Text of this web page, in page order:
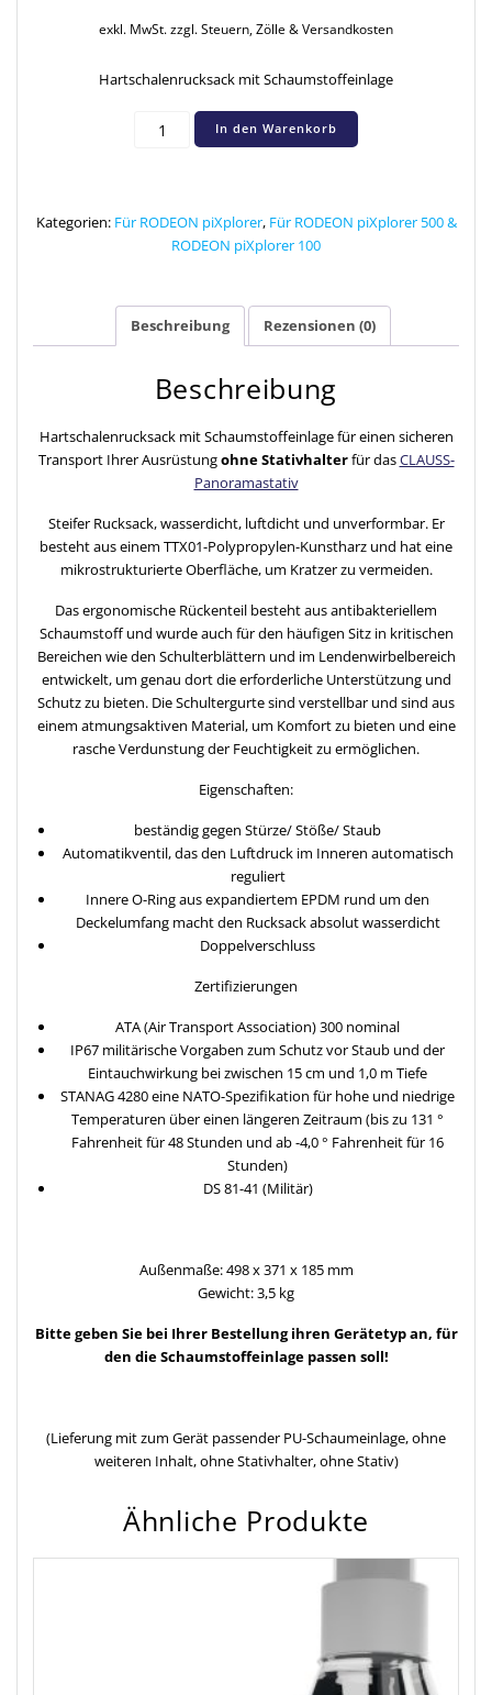
exkl. MwSt. zzgl. Steuern, Zölle & Versandkosten
Hartschalenrucksack mit Schaumstoffeinlage
Hartschalenrucksack
Menge
In den Warenkorb
Kategorien: Für RODEON piXplorer, Für RODEON piXplorer 500 &
RODEON piXplorer 100
Beschreibung Rezensionen (0)
Beschreibung
Hartschalenrucksack mit Schaumstoffeinlage für einen sicheren
Transport Ihrer Ausrüstungohne Stativhalterfür dasCLAUSS-
Panoramastativ
Steifer Rucksack, wasserdicht, luftdicht und unverformbar. Er
besteht aus einem TTX01-Polypropylen-Kunstharz und hat eine
mikrostrukturierte Oberfläche, um Kratzer zu vermeiden.
Das ergonomische Rückenteil besteht aus antibakteriellem
Schaumstoff und wurde auch für den häufigen Sitz in kritischen
Bereichen wie den Schulterblättern und im Lendenwirbelbereich
entwickelt, um genau dort die erforderliche Unterstützung und
Schutz zu bieten. Die Schultergurte sind verstellbar und sind aus
einem atmungsaktiven Material, um Komfort zu bieten und eine
rasche Verdunstung der Feuchtigkeit zu ermöglichen.
Eigenschaften:
beständig gegen Stürze/ Stöße/ Staub
Automatikventil, das den Luftdruck im Inneren automatisch
reguliert
Innere O-Ring aus expandiertem EPDM rund um den
Deckelumfang macht den Rucksack absolut wasserdicht
Doppelverschluss
Zertifizierungen
ATA (Air Transport Association) 300 nominal
IP67 militärische Vorgaben zum Schutz vor Staub und der
Eintauchwirkung bei zwischen 15 cm und 1,0 m Tiefe
STANAG 4280 eine NATO-Spezifikation für hohe und niedrige
Temperaturen über einen längeren Zeitraum (bis zu 131 °
Fahrenheit für 48 Stunden und ab -4,0 ° Fahrenheit für 16
Stunden)
DS 81-41 (Militär)
Außenmaße: 498 x 371 x 185 mm
Gewicht: 3,5 kg
Bitte geben Sie bei Ihrer Bestellung ihren Gerätetyp an, für
den die Schaumstoffeinlage passen soll!
(Lieferung mit zum Gerät passender PU-Schaumeinlage, ohne
weiteren Inhalt, ohne Stativhalter, ohne Stativ)
Ähnliche Produkte